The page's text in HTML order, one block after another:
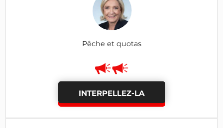
Pêche et quotas
INTERPELLEZ-LA